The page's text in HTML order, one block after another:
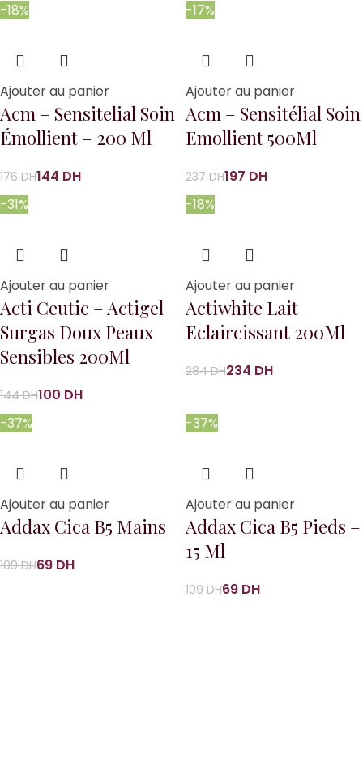
-18%
Ajouter au panier
Acm – Sensitelial Soin
Émollient – 200 Ml
176DH144 DH
-17%
Ajouter au panier
Acm – Sensitélial Soin
Emollient 500Ml
237DH197 DH
-31%
Ajouter au panier
Acti Ceutic – Actigel
Surgas Doux Peaux
Sensibles 200Ml
144DH100 DH
-18%
Ajouter au panier
Actiwhite Lait
Eclaircissant 200Ml
284DH234 DH
-37%
Ajouter au panier
Addax Cica B5 Mains
109DH69 DH
-37%
Ajouter au panier
Addax Cica B5 Pieds –
15 Ml
109DH69 DH